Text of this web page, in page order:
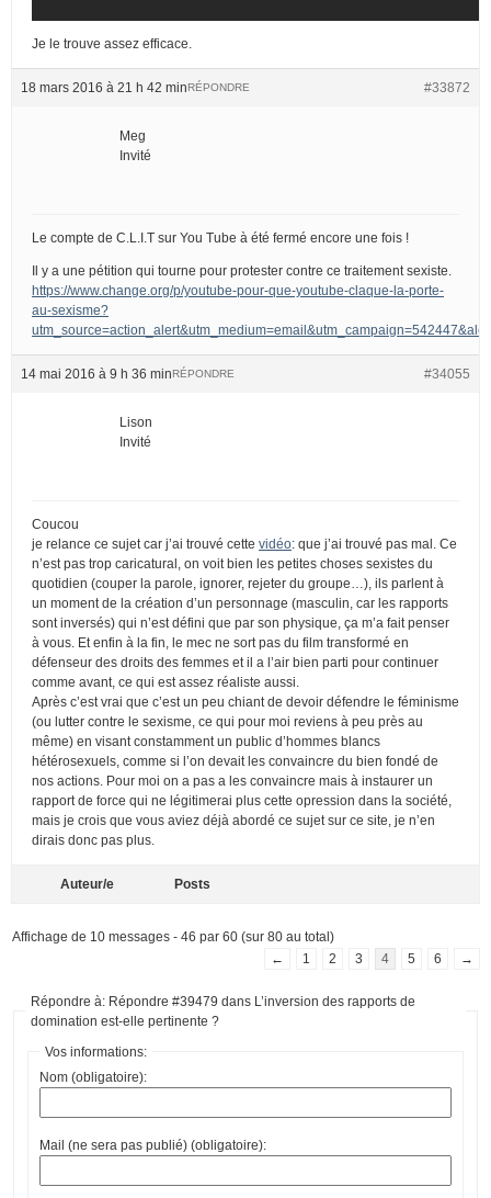
Je le trouve assez efficace.
18 mars 2016 à 21 h 42 min #33872
RÉPONDRE
Meg
Invité
Le compte de C.L.I.T sur You Tube à été fermé encore une fois !
Il y a une pétition qui tourne pour protester contre ce traitement sexiste.
https://www.change.org/p/youtube-pour-que-youtube-claque-la-porte-
au-sexisme?
14 mai 2016 à 9 h 36 min #34055
RÉPONDRE
Lison
Invité
Coucou
je relance ce sujet car j’ai trouvé cette vidéo: que j’ai trouvé pas mal. Ce
n’est pas trop caricatural, on voit bien les petites choses sexistes du
quotidien (couper la parole, ignorer, rejeter du groupe…), ils parlent à
un moment de la création d’un personnage (masculin, car les rapports
sont inversés) qui n’est défini que par son physique, ça m’a fait penser
à vous. Et enfin à la fin, le mec ne sort pas du film transformé en
défenseur des droits des femmes et il a l’air bien parti pour continuer
comme avant, ce qui est assez réaliste aussi.
Après c’est vrai que c’est un peu chiant de devoir défendre le féminisme
(ou lutter contre le sexisme, ce qui pour moi reviens à peu près au
même) en visant constamment un public d’hommes blancs
hétérosexuels, comme si l’on devait les convaincre du bien fondé de
nos actions. Pour moi on a pas a les convaincre mais à instaurer un
rapport de force qui ne légitimerai plus cette opression dans la société,
mais je crois que vous aviez déjà abordé ce sujet sur ce site, je n’en
dirais donc pas plus.
Auteur/e Posts
Affichage de 10 messages - 46 par 60 (sur 80 au total)
←
1 2 3 4 5 6 →
Répondre à: Répondre #39479 dans L’inversion des rapports de
domination est-elle pertinente ?
Vos informations:
Nom (obligatoire):
Mail (ne sera pas publié) (obligatoire):